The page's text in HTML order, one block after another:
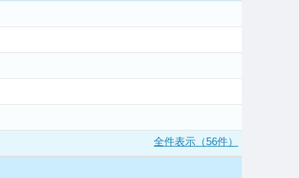
全件表示（56件）